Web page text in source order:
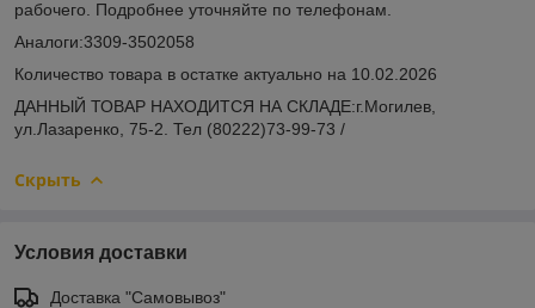
рабочего. Подробнее уточняйте по телефонам.
Аналоги:3309-3502058
Количество товара в остатке актуально на 10.02.2026
ДАННЫЙ ТОВАР НАХОДИТСЯ НА СКЛАДE:г.Могилев,
ул.Лазаренко, 75-2. Тел (80222)73-99-73 /
Скрыть
Условия доставки
Доставка "Самовывоз"